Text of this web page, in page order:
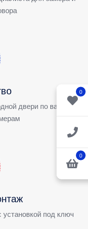
0
0
двери по вашим
установкой под ключ